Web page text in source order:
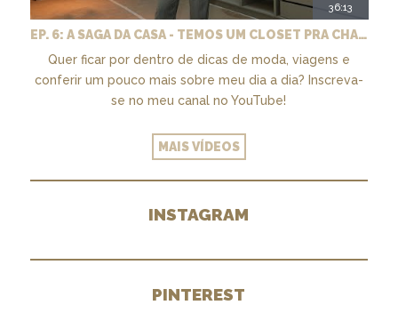
36:13
EP. 6: A SAGA DA CASA - TEMOS UM CLOSET PRA CHAMAR DE NOSSO + MARCENARIA E PAISAGISMO
Quer ficar por dentro de dicas de moda, viagens e
conferir um pouco mais sobre meu dia a dia? Inscreva-
se no meu canal no YouTube!
MAIS VÍDEOS
INSTAGRAM
PINTEREST